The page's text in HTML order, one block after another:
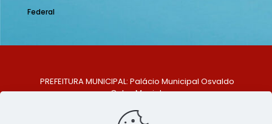
Federal
PREFEITURA MUNICIPAL: Palácio Municipal Osvaldo
Celso Maciel
Centro, São Bento do Una - PE. CEP: 553370-128